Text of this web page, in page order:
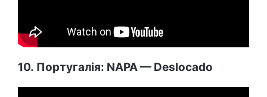
10. Португалія: NAPA — Deslocado